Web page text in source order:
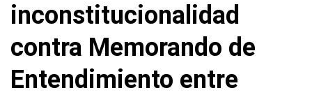
inconstitucionalidad
contra Memorando de
Entendimiento entre